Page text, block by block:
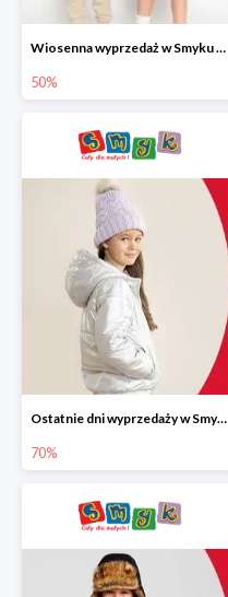
Wiosenna wyprzedaż w Smyku do -50%
50%
Ostatnie dni wyprzedaży w Smyku do -70%
70%